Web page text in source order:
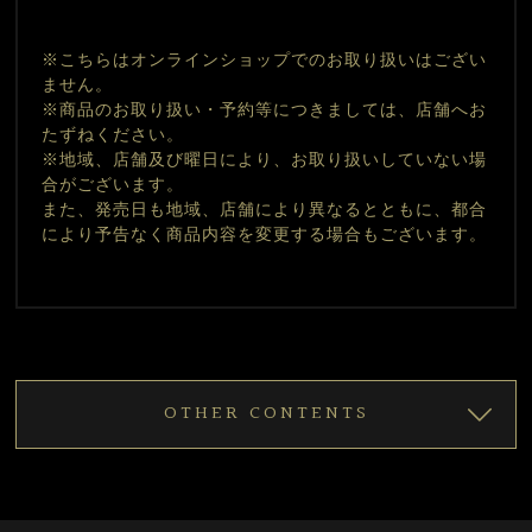
※こちらはオンラインショップでのお取り扱いはござい
ません。
※商品のお取り扱い・予約等につきましては、店舗へお
たずねください。
※地域、店舗及び曜日により、お取り扱いしていない場
合がございます。
また、発売日も地域、店舗により異なるとともに、都合
により予告なく商品内容を変更する場合もございます。
OTHER CONTENTS